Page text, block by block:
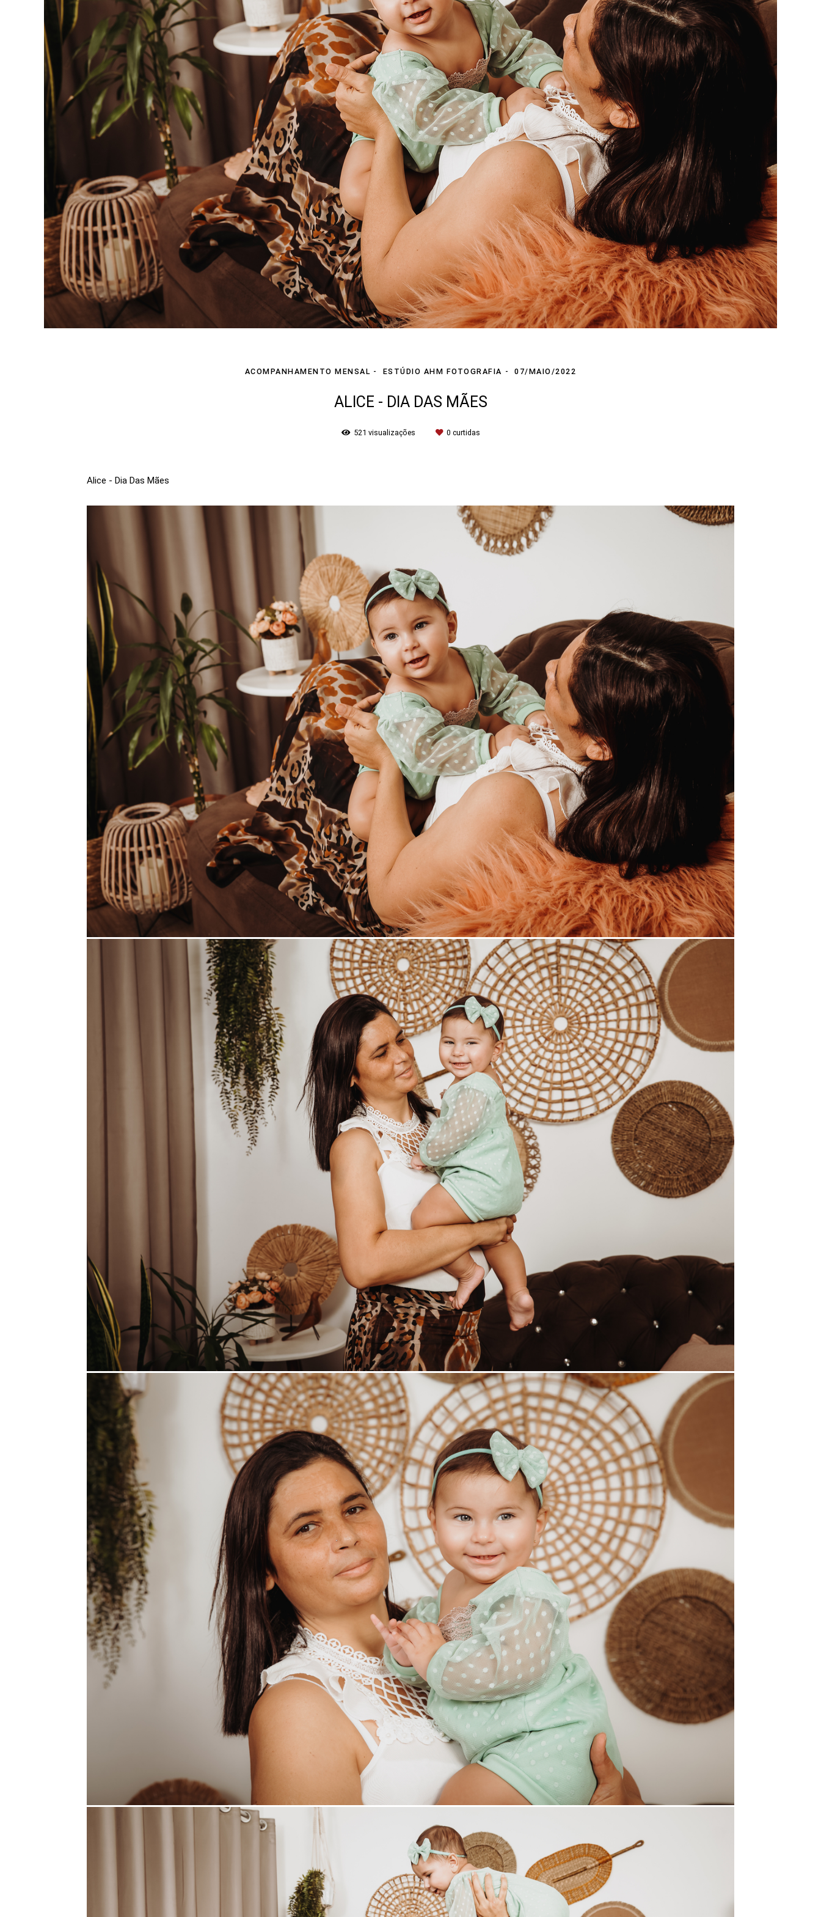
ACOMPANHAMENTO MENSAL ESTÚDIO AHM FOTOGRAFIA 07/MAIO/2022
ALICE - DIA DAS MÃES
521 visualizações 0 curtidas
Alice - Dia Das Mães